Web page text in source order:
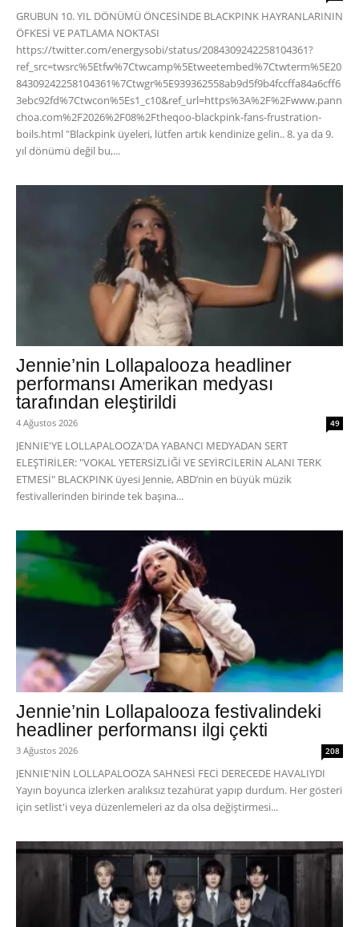
GRUBUN 10. YIL DÖNÜMÜ ÖNCESİNDE BLACKPINK HAYRANLARININ
ÖFKESİ VE PATLAMA NOKTASI
https://twitter.com/energysobi/status/2084309242258104361?
ref_src=twsrc%5Etfw%7Ctwcamp%5Etweetembed%7Ctwterm%5E20
84309242258104361%7Ctwgr%5E939362558ab9d5f9b4fccffa84a6cff6
3ebc92fd%7Ctwcon%5Es1_c10&ref_url=https%3A%2F%2Fwww.pann
choa.com%2F2026%2F08%2Ftheqoo-blackpink-fans-frustration-
boils.html "Blackpink üyeleri, lütfen artık kendinize gelin.. 8. ya da 9.
yıl dönümü değil bu,...
Jennie’nin Lollapalooza headliner
performansı Amerikan medyası
tarafından eleştirildi
4 Ağustos 2026 49
JENNIE'YE LOLLAPALOOZA'DA YABANCI MEDYADAN SERT
ELEŞTİRİLER: "VOKAL YETERSİZLİĞİ VE SEYİRCİLERİN ALANI TERK
ETMESİ" BLACKPINK üyesi Jennie, ABD’nin en büyük müzik
festivallerinden birinde tek başına...
Jennie’nin Lollapalooza festivalindeki
headliner performansı ilgi çekti
3 Ağustos 2026 208
JENNIE'NİN LOLLAPALOOZA SAHNESİ FECİ DERECEDE HAVALIYDI
Yayın boyunca izlerken aralıksız tezahürat yapıp durdum. Her gösteri
için setlist'i veya düzenlemeleri az da olsa değiştirmesi...